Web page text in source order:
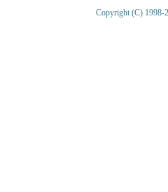
Copyright (C) 1998-